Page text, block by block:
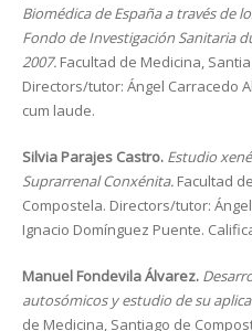
Biomédica de España a través de
Fondo de Investigación Sanitaria
2007. Facultad de Medicina,
Directors/tutor: Ángel Carracedo
cum laude.
Silvia Parajes Castro. Estudio
Suprarrenal Conxénita. Facultad
Compostela. Directors/tutor:
Ignacio Domínguez Puente.
Manuel Fondevila Álvarez.
autosómicos y estudio de su
de Medicina, Santiago de